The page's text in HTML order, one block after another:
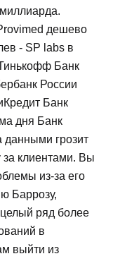
дешево
- SP labs в
Банк
России
Банк
дня Банк
данными грозит
за клиентами. Вы
из-за его
Баррозу,
ряд более
в
выйти из